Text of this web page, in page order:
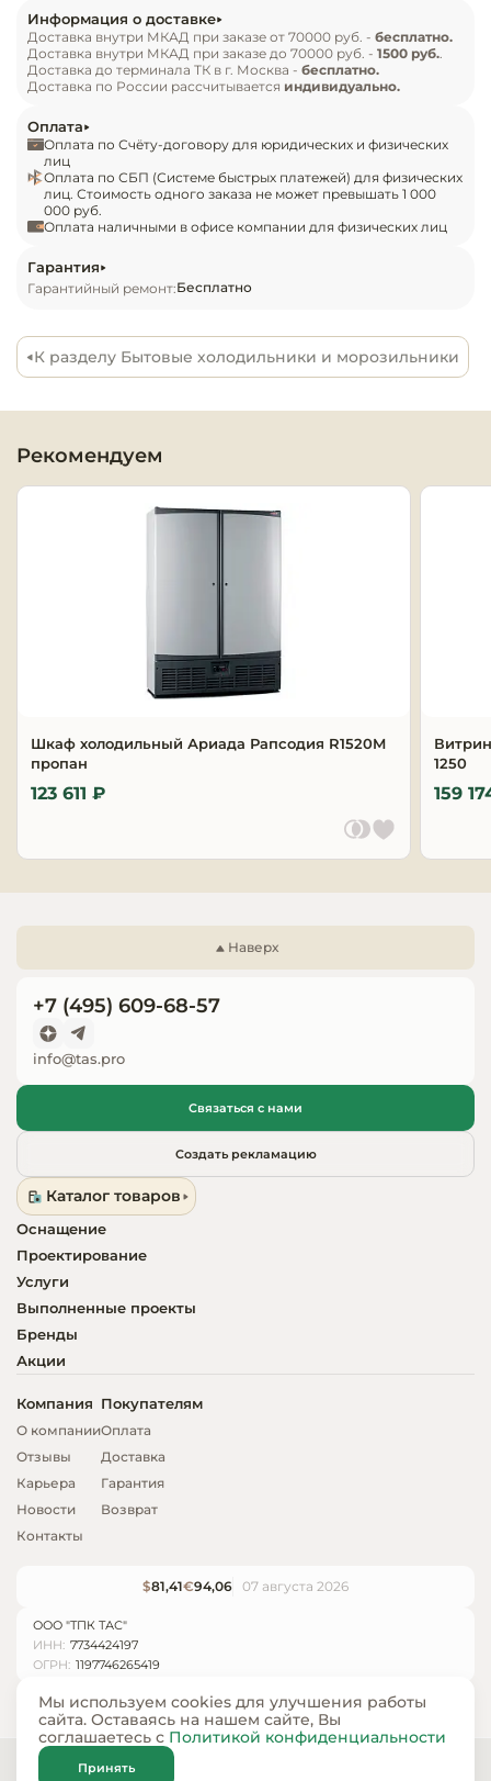
Нейтральное
химчисток и
Оснащение
отелей
Запчасти для
применяется хладагент R600a;
мощность замораживания составляет 9 кг в
сутки;
температура внутри камеры составляет -18 °С;
оборудование рассчитано на применение при
температуре в диапазоне от 16 до 32 °С и
влажности до 75%;
уровень шума 0 до 40 дБа.36
Информация о доставке
Доставка внутри МКАД при заказе от 70000 руб. - бесплатно.
Доставка внутри МКАД при заказе до 70000 руб. - 1500 руб..
Доставка до терминала ТК в г. Москва - бесплатно.
Доставка по России рассчитывается индивидуально.
Оплата
Оплата по Счёту-договору для юридических и физических
лиц
Оплата по СБП (Системе быстрых платежей) для физических
лиц. Стоимость одного заказа не может превышать 1 000
000 руб.
Оплата наличными в офисе компании для физических лиц
Гарантия
Гарантийный ремонт:Бесплатно
К разделу Бытовые холодильники и морозильники
Рекомендуем
Шкаф холодильный Ариада Рапсодия R1520M
пропан
123 611 ₽
1250
159
Наверх
+7 (495) 609-68-57
info@tas.pro
Связаться с нами
Создать рекламацию
Каталог товаров
Оснащение
Проектирование
Услуги
Выполненные проекты
Бренды
Акции
Компания
О компании
Отзывы
Карьера
Новости
Контакты
Покупателям
Оплата
Доставка
Гарантия
Возврат
$81,41€94,06 07 августа 2026
ООО "ТПК ТАС"
ИНН: 7734424197
ОГРН: 1197746265419
© ООО «ТПК ТАС» 2024 — 2026
Мы используем cookies для улучшения работы
сайта. Оставаясь на нашем сайте, Вы
соглашаетесь с Политикой конфиденциальности
Принять